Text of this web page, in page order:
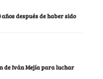
después de haber sido
de Iván Mejía para luchar